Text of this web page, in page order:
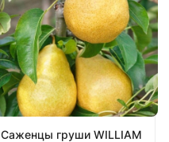
Саженцы груши WILLIAM